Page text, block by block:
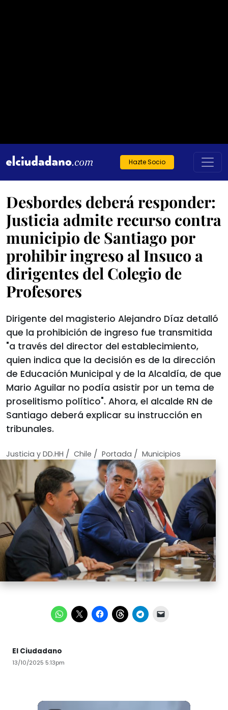
Hazte Socio
Desbordes deberá responder:
Justicia admite recurso contra
municipio de Santiago por
prohibir ingreso al Insuco a
dirigentes del Colegio de
Profesores
Dirigente del magisterio Alejandro Díaz detalló
que la prohibición de ingreso fue transmitida
"a través del director del establecimiento,
quien indica que la decisión es de la dirección
de Educación Municipal y de la Alcaldía, de que
Mario Aguilar no podía asistir por un tema de
proselitismo político". Ahora, el alcalde RN de
Santiago deberá explicar su instrucción en
tribunales.
Justicia y DD.HH / Chile / Portada / Municipios
El Ciudadano
13/10/2025 5:13pm